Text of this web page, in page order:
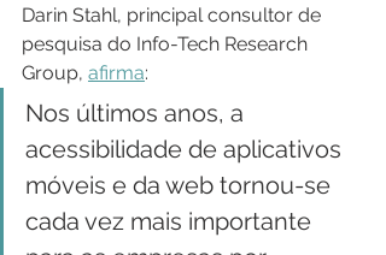
Darin Stahl, principal consultor de
pesquisa do Info-Tech Research
Group, afirma:
Nos últimos anos, a
acessibilidade de aplicativos
móveis e da web tornou-se
cada vez mais importante